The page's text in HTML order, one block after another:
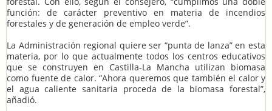
función: de carácter preventivo en materia de incendios
forestales y de generación de empleo verde”.
La Administración regional quiere ser “punta de lanza” en esta
materia, por lo que actualmente todos los centros educativos
que se construyen en Castilla-La Mancha utilizan biomasa
como fuente de calor. “Ahora queremos que también el calor y
el agua caliente sanitaria proceda de la biomasa forestal”,
añadió.